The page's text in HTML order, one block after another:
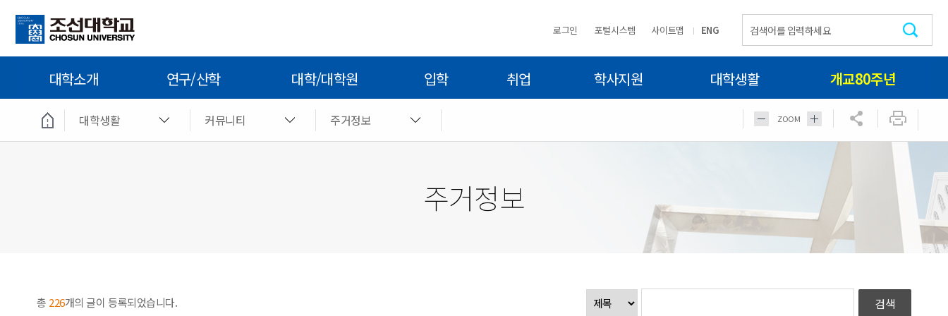
로그인 포털시스템 사이트맵 ENG
대학소개 연구/산학 대학/대학원 입학 취업 학사지원 대학생활 개교80주년
대학생활 커뮤니티 주거정보 ZOOM
주거정보
총 226개의 글이 등록되었습니다.